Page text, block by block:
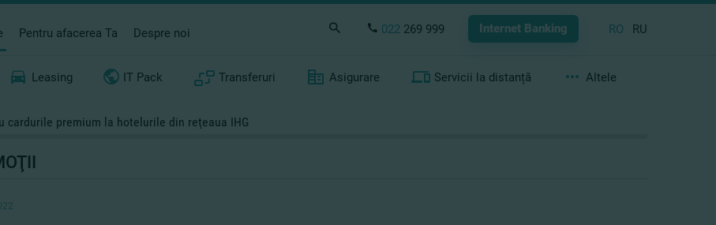
Pentru afacerea Ta Despre noi 022 269 999 Internet Banking RO RU
Leasing IT Pack Transferuri Asigurare Servicii la distanță Altele
cardurile premium la hotelurile din reţeaua IHG